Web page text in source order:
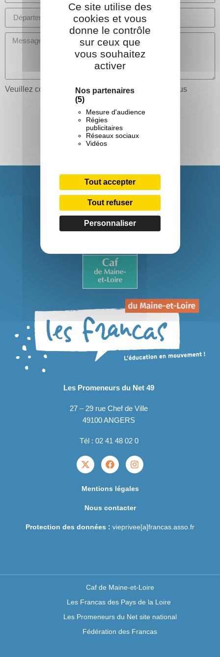
Ce site utilise des
cookies et vous
donne le contrôle
sur ceux que
vous souhaitez
activer
Nos partenaires
(5)
Mesure d'audience
Régies
publicitaires
Réseaux sociaux
Vidéos
Tout accepter
Tout refuser
Personnaliser
Veuillez compléter le captcha de sécurité ci-dessous
Envoyer
Les Promeneurs du Net 49
27 – 29 rue Chef de Ville
49100 ANGERS
Tél : 02 41 48 02 0
Mentions légales
Nous contacter
Protection des données : vieprivee[a]francas.asso.fr
Caf de Maine-et-Loire
Les Francas des Pays de la Loire
Les Promeneurs du Net site national
Fédération des Francas